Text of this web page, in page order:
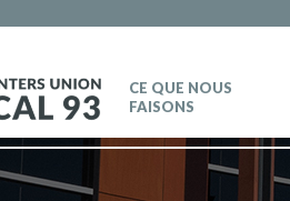
CE QUE NOUS
FAISONS